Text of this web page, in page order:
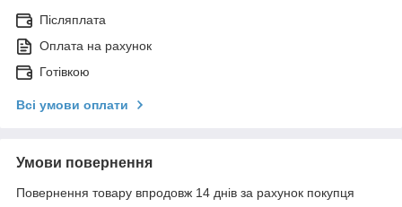
Післяплата
Оплата на рахунок
Готівкою
Всі умови оплати
Умови повернення
Повернення товару впродовж 14 днів за рахунок покупця